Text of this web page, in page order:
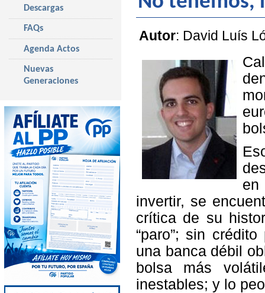
Autor: David Luís
en
invertir, se
crítica de su
“paro”; sin
una banca débil
bolsa más
inestables; y lo
Descargas
FAQs
Agenda Actos
Nuevas
Generaciones